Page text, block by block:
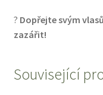
? Dopřejte svým
zazářit!
Související